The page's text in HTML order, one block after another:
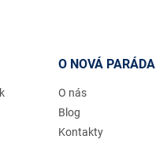
O NOVÁ PARÁDA
O nás
Blog
Kontakty